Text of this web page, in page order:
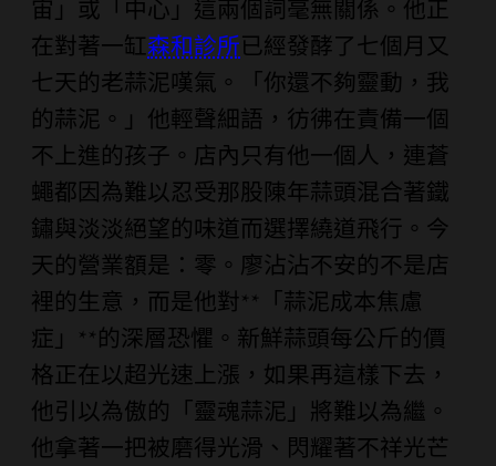
宙」或「中心」這兩個詞毫無關係。他正
在對著一缸森和診所已經發酵了七個月又
七天的老蒜泥嘆氣。「你還不夠靈動，我
的蒜泥。」他輕聲細語，彷彿在責備一個
不上進的孩子。店內只有他一個人，連蒼
蠅都因為難以忍受那股陳年蒜頭混合著鐵
鏽與淡淡絕望的味道而選擇繞道飛行。今
天的營業額是：零。廖沾沾不安的不是店
裡的生意，而是他對**「蒜泥成本焦慮
症」**的深層恐懼。新鮮蒜頭每公斤的價
格正在以超光速上漲，如果再這樣下去，
他引以為傲的「靈魂蒜泥」將難以為繼。
他拿著一把被磨得光滑、閃耀著不祥光芒